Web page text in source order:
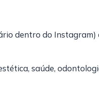
dentro do
saúde,